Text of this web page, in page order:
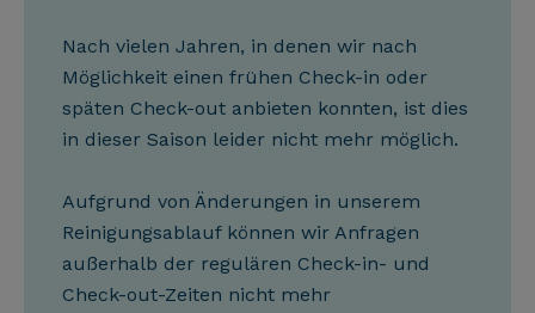
Nach vielen Jahren, in denen wir nach
Möglichkeit einen frühen Check-in oder
späten Check-out anbieten konnten, ist dies
in dieser Saison leider nicht mehr möglich.
Aufgrund von Änderungen in unserem
Reinigungsablauf können wir Anfragen
außerhalb der regulären Check-in- und
Check-out-Zeiten nicht mehr